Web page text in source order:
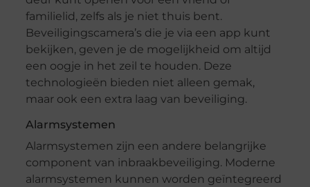
familielid, zelfs als je niet thuis bent.
Beveiligingscamera’s die je via een app kunt
bekijken, geven je de mogelijkheid om altijd
een oogje in het zeil te houden. Deze
technologieën bieden niet alleen gemak,
maar ook een extra laag van beveiliging.
Alarmsystemen
Alarmsystemen zijn een andere belangrijke
component van inbraakbeveiliging. Moderne
alarmsystemen kunnen worden geïntegreerd